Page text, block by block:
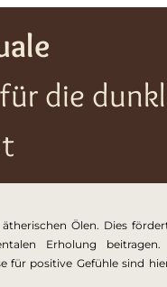
die
Ölen. Dies
Erholung beitragen.
für positive Gefühle sind